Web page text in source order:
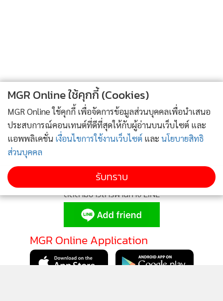
จำนวนชั่วโมงมาก เด็กเรียนหนัก กับจำนวนชั่วโมงน้อย แต่การ
เรียนการสอนก็ยังมีปัญหา เราควรจะเลือกแบบไหน แล้วมีสิทธิ
เลือกไหม !
ปัญหาไม่ได้อยู่ที่จำนวน แต่อยู่ที่คุณภาพต่างหาก !!
ติดตาม Instagram และ Facebook Fanpage ของ “Quality of
Life” ได้ที่
ติดตามข่าวสารผ่านทาง LINE
MGR Online Application
MGR Online ใช้คุกกี้ (Cookies)
MGR Online ใช้คุกกี้ เพื่อจัดการข้อมูลส่วนบุคคลเพื่อนำเสนอ
ประสบการณ์คอนเทนต์ที่ดีที่สุดให้กับผู้อ่านบนเว็บไซต์ และ
แอพพลิเคชั่น เงื่อนไขการใช้งานเว็บไซต์ และ นโยบายสิทธิ
ส่วนบุคคล
รับทราบ